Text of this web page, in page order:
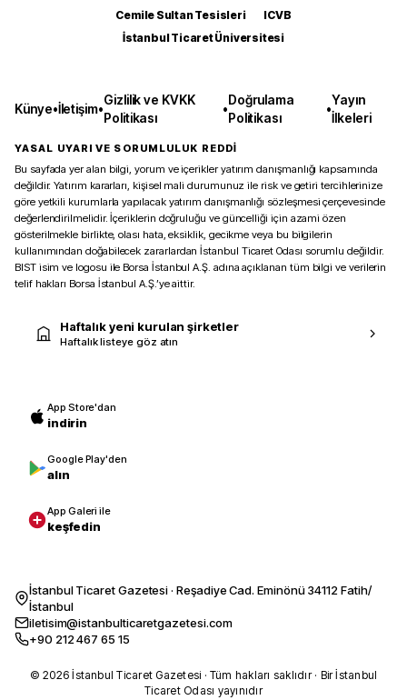
Cemile Sultan Tesisleri
ICVB
İstanbul Ticaret Üniversitesi
Künye•İletişim•
Gizlilik ve KVKK
Politikası
•
Doğrulama
Politikası
•
Yayın
İlkeleri
YASAL UYARI VE SORUMLULUK REDDİ
Bu sayfada yer alan bilgi, yorum ve içerikler yatırım danışmanlığı kapsamında
değildir. Yatırım kararları, kişisel mali durumunuz ile risk ve getiri tercihlerinize
göre yetkili kurumlarla yapılacak yatırım danışmanlığı sözleşmesi çerçevesinde
değerlendirilmelidir. İçeriklerin doğruluğu ve güncelliği için azami özen
gösterilmekle birlikte, olası hata, eksiklik, gecikme veya bu bilgilerin
kullanımından doğabilecek zararlardan İstanbul Ticaret Odası sorumlu değildir.
BIST isim ve logosu ile Borsa İstanbul A.Ş. adına açıklanan tüm bilgi ve verilerin
telif hakları Borsa İstanbul A.Ş.’ye aittir.
Haftalık yeni kurulan şirketler
Haftalık listeye göz atın
App Store'dan
indirin
Google Play'den
alın
App Galeri ile
keşfedin
İstanbul Ticaret Gazetesi · Reşadiye Cad. Eminönü 34112 Fatih/
İstanbul
iletisim@istanbulticaretgazetesi.com
+90 212 467 65 15
© 2026 İstanbul Ticaret Gazetesi · Tüm hakları saklıdır · Bir İstanbul
Ticaret Odası yayınıdır